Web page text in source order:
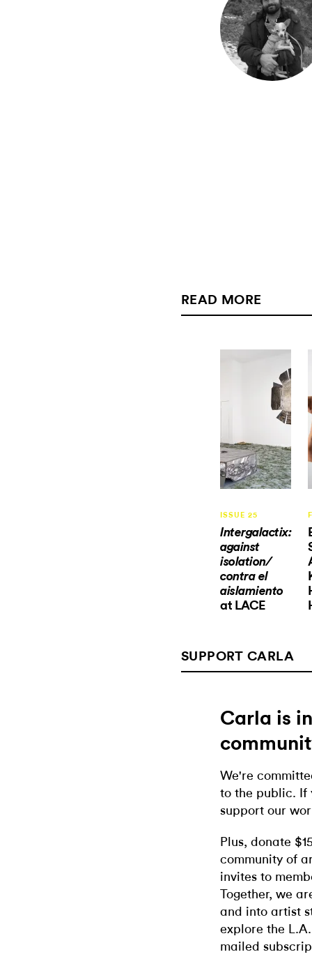
READ MORE
ISSUE 25
Intergalactix:
against
isolation/
contra el
aislamiento
at LACE
SUPPORT CARLA
Carla is
We're
to the public. If
support our
Plus, donate
community of
invites to
Together, we
and into artist
explore the
mailed